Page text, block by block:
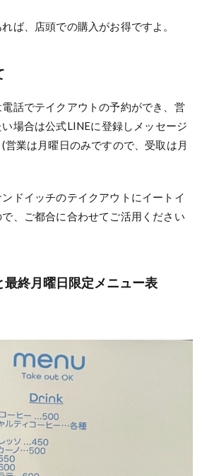
ば、店頭での購入がお得ですよ。
話でテイクアウトの予約ができ、 営
場合は公式LINEに登録しメッセージ
営業は月曜日のみですので、受取は月
ドイッチのテイクアウトにイートイ
、
ご都合に合わせてご活用ください
最終月曜日限定メニュー表